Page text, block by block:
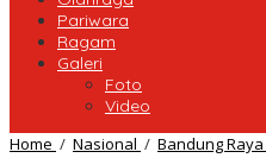
Pariwara
Ragam
Galeri
Foto
Video
Home / Nasional / Bandung Raya